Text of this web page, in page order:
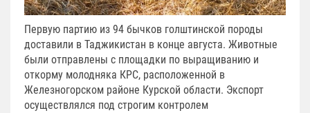
Первую партию из 94 бычков голштинской породы
доставили в Таджикистан в конце августа. Животные
были отправлены с площадки по выращиванию и
откорму молодняка КРС, расположенной в
Железногорском районе Курской области. Экспорт
осуществлялся под строгим контролем